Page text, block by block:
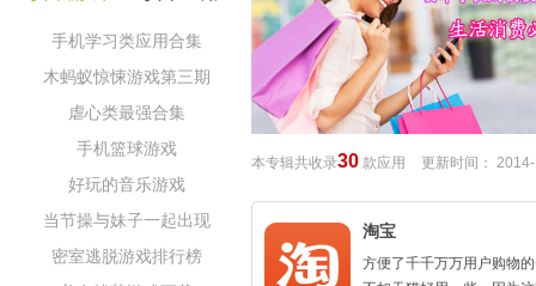
手机学习类应用合集
木蚂蚁惊悚游戏第三期
虐心类最强合集
手机篮球游戏
好玩的音乐游戏
当节操与妹子一起出现
密室逃脱游戏排行榜
本专辑共收录30 款应用 更新时间：
淘宝
方便了千千万万用户购物